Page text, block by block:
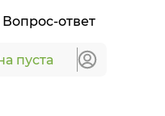
Вопрос-ответ
пуста